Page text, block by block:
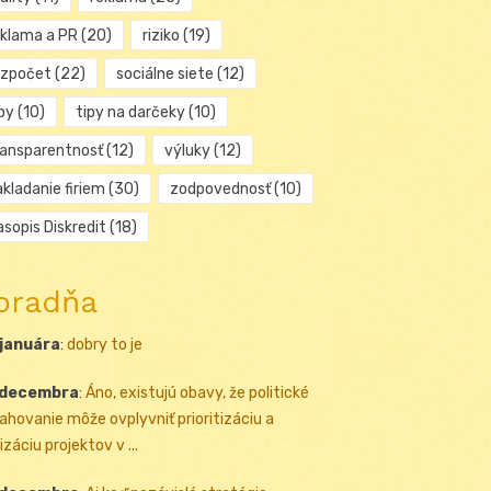
a PR(20) riziko (19)
(22) sociálne siete (12)
(10) tipy na darčeky(10)
(12) výluky(12)
firiem (30) zodpovednosť(10)
Diskredit (18)
: dobry to je
: Áno, existujú obavy, že politické
môže ovplyvniť prioritizáciu a
projektov v ...